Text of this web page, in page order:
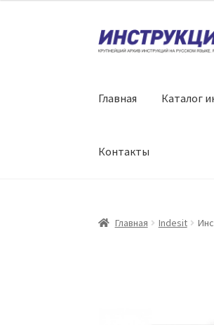
Перейти
к
Перейти
к
Главная Каталог
Контакты
Главная Indesit